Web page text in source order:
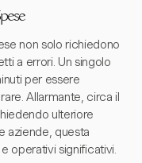
non solo richiedono
a errori. Un singolo
per essere
Allarmante, circa il
ulteriore
aziende, questa
operativi significativi.